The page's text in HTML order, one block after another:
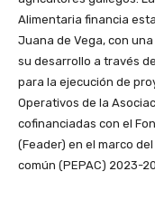
Alimentaria financia
Juana de Vega, con
su desarrollo a través
para la ejecución de
Operativos de la
cofinanciadas con el
(Feader) en el marco
común (PEPAC) 2023-